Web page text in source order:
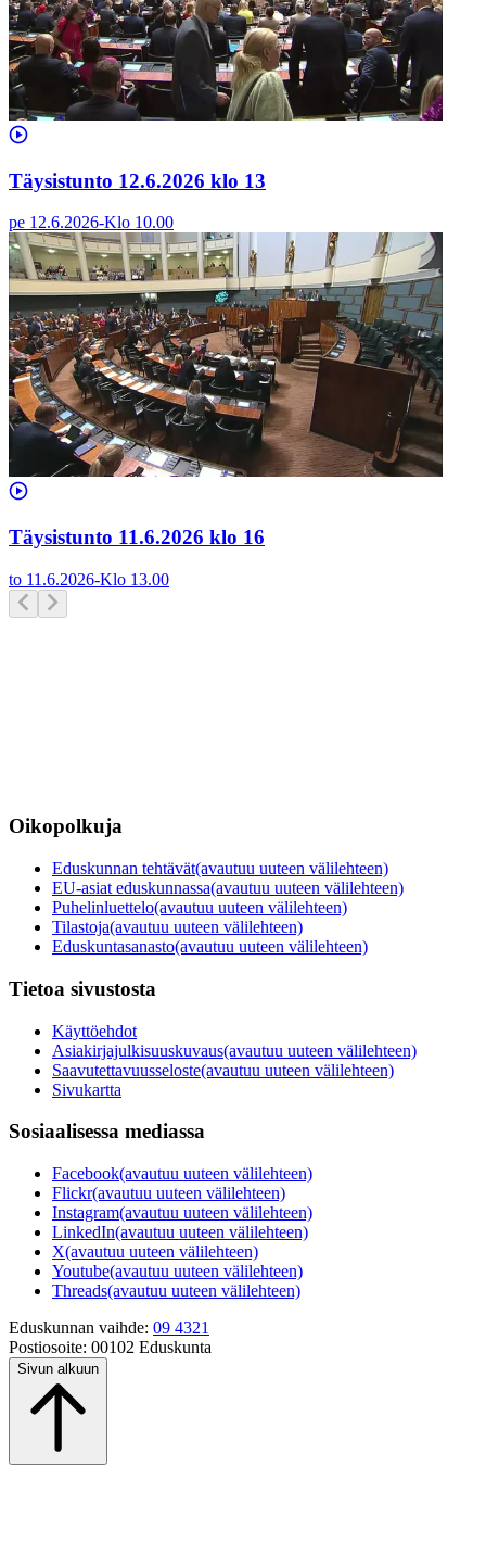
Täysistunto 12.6.2026 klo 13
pe 12.6.2026-Klo 10.00
Täysistunto 11.6.2026 klo 16
to 11.6.2026-Klo 13.00
Oikopolkuja
Eduskunnan tehtävät(avautuu uuteen välilehteen)
EU-asiat eduskunnassa(avautuu uuteen välilehteen)
Puhelinluettelo(avautuu uuteen välilehteen)
Tilastoja(avautuu uuteen välilehteen)
Eduskuntasanasto(avautuu uuteen välilehteen)
Tietoa sivustosta
Käyttöehdot
Asiakirjajulkisuuskuvaus(avautuu uuteen välilehteen)
Saavutettavuusseloste(avautuu uuteen välilehteen)
Sivukartta
Sosiaalisessa mediassa
Facebook(avautuu uuteen välilehteen)
Flickr(avautuu uuteen välilehteen)
Instagram(avautuu uuteen välilehteen)
LinkedIn(avautuu uuteen välilehteen)
X(avautuu uuteen välilehteen)
Youtube(avautuu uuteen välilehteen)
Threads(avautuu uuteen välilehteen)
Eduskunnan vaihde: 09 4321
Postiosoite: 00102 Eduskunta
Sivun alkuun